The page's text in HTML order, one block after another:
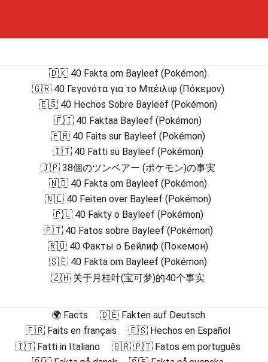
🇩🇰 40 Fakta om Bayleef (Pokémon)
🇬🇷 40 Γεγονότα για το Μπέιλιφ (Πόκεμον)
🇪🇸 40 Hechos Sobre Bayleef (Pokémon)
🇫🇮 40 Faktaa Bayleef (Pokémon)
🇫🇷 40 Faits sur Bayleef (Pokémon)
🇮🇹 40 Fatti su Bayleef (Pokémon)
🇯🇵 38個のツンベアー (ポケモン)の事実
🇳🇴 40 Fakta om Bayleef (Pokémon)
🇳🇱 40 Feiten over Bayleef (Pokémon)
🇵🇱 40 Fakty o Bayleef (Pokémon)
🇵🇹 40 Fatos sobre Bayleef (Pokémon)
🇷🇺 40 Факты о Бейлиф (Покемон)
🇸🇪 40 Fakta om Bayleef (Pokémon)
🇿🇭 关于月桂叶(宝可梦)的40个事实
🌍 Facts
🇩🇪 Fakten auf Deutsch
🇫🇷 Faits en français
🇪🇸 Hechos en Español
🇮🇹 Fatti in Italiano
🇧🇷 🇵🇹 Fatos em português